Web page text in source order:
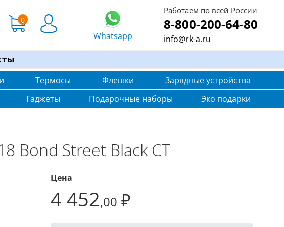
0
Whatsapp
Работаем по всей России
8-800-200-64-80
info@rk-a.ru
Термосы Флешки
Зарядные устройства
Гаджеты Подарочные наборы Эко подарки
Bond Street Black CT
Цена
4 452,00 ₽